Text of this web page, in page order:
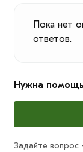
Пока нет
ответов.
Нужна
Задайте вопрос